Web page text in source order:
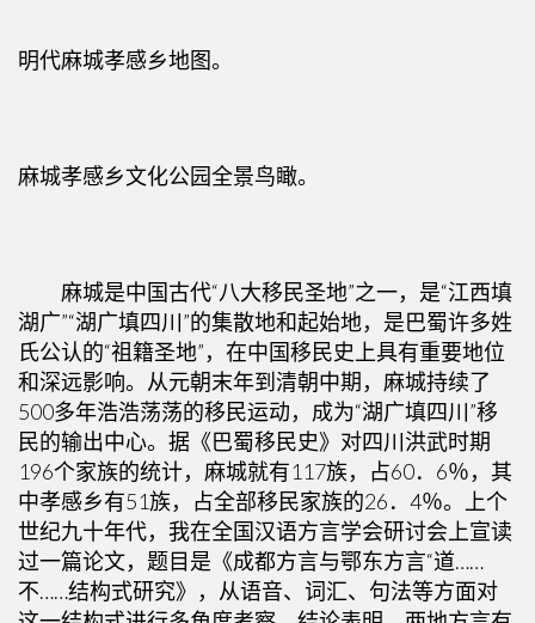
明代麻城孝感乡地图。
麻城孝感乡文化公园全景鸟瞰。
麻城是中国古代“八大移民圣地”之一，是“江西填
湖广”“湖广填四川”的集散地和起始地，是巴蜀许多姓
氏公认的“祖籍圣地”，在中国移民史上具有重要地位
和深远影响。从元朝末年到清朝中期，麻城持续了
500多年浩浩荡荡的移民运动，成为“湖广填四川”移
民的输出中心。据《巴蜀移民史》对四川洪武时期
196个家族的统计，麻城就有117族，占60．6％，其
中孝感乡有51族，占全部移民家族的26．4％。上个
世纪九十年代，我在全国汉语方言学会研讨会上宣读
过一篇论文，题目是《成都方言与鄂东方言“道……
不……结构式研究》，从语音、词汇、句法等方面对